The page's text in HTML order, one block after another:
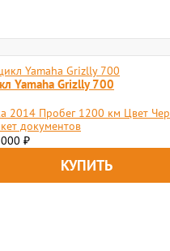
Yamaha Grizlly 700
2014 Пробег 1200 км Цвет
документов
₽